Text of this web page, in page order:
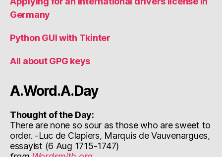
Germany
Python GUI with Tkinter
All about GPG keys
A.Word.A.Day
Thought of the Day:
There are none so sour as those who are sweet to
order. -Luc de Clapiers, Marquis de Vauvenargues,
essayist (6 Aug 1715-1747)